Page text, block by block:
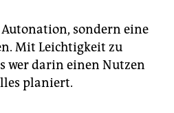
sondern eine
Mit Leichtigkeit zu
wer darin einen Nutzen
planiert.